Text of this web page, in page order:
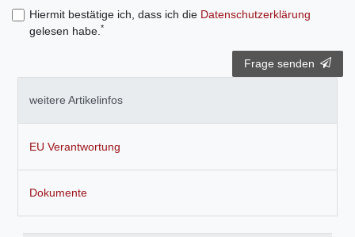
Hiermit bestätige ich, dass ich die Daten­schutz­erklärung
gelesen habe. *
Frage senden
weitere Artikelinfos
EU Verantwortung
Dokumente